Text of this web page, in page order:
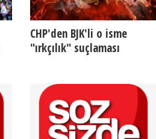
CHP'den BJK'li o isme
"ırkçılık" suçlaması